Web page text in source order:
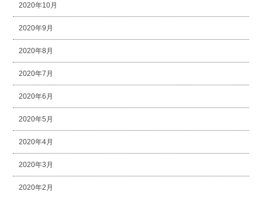
2020年10月
2020年9月
2020年8月
2020年7月
2020年6月
2020年5月
2020年4月
2020年3月
2020年2月